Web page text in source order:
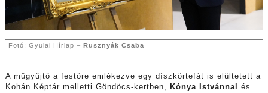
Fotó: Gyulai Hírlap – Rusznyák Csaba
A műgyűjtő a festőre emlékezve egy díszkörtefát is elültetett a
Kohán Képtár melletti Göndöcs-kertben,
Kónya Istvánnal
és